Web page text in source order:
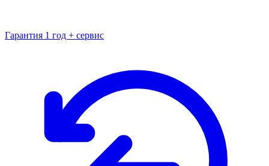
Гарантия 1 год + сервис